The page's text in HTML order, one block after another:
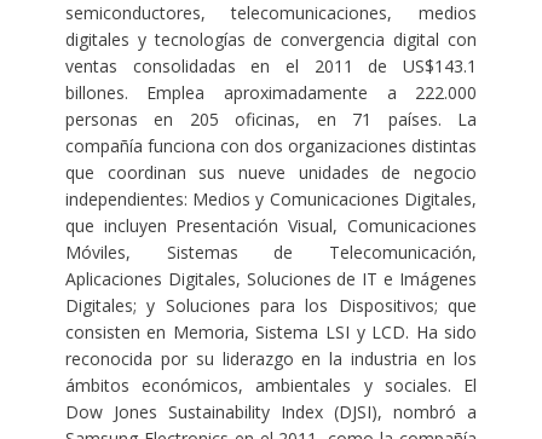
semiconductores, telecomunicaciones, medios
digitales y tecnologías de convergencia digital con
ventas consolidadas en el 2011 de US$143.1
billones. Emplea aproximadamente a 222.000
personas en 205 oficinas, en 71 países. La
compañía funciona con dos organizaciones distintas
que coordinan sus nueve unidades de negocio
independientes: Medios y Comunicaciones Digitales,
que incluyen Presentación Visual, Comunicaciones
Móviles, Sistemas de Telecomunicación,
Aplicaciones Digitales, Soluciones de IT e Imágenes
Digitales; y Soluciones para los Dispositivos; que
consisten en Memoria, Sistema LSI y LCD. Ha sido
reconocida por su liderazgo en la industria en los
ámbitos económicos, ambientales y sociales. El
Dow Jones Sustainability Index (DJSI), nombró a